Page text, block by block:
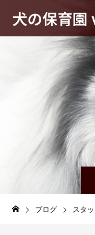
犬の保育
ブログ スタ